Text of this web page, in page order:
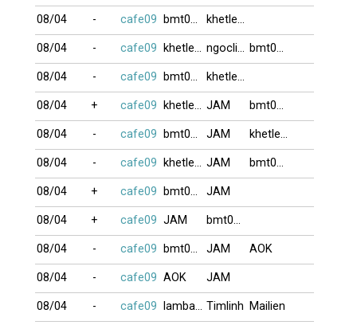
08/04 - cafe09 bmt0007 khetlet10
08/04 - cafe09 khetlet10 ngoclien53 bmt0007
08/04 - cafe09 bmt0007 khetlet10
08/04 + cafe09 khetlet10 JAM bmt0007
08/04 - cafe09 bmt0007 JAM khetlet10
08/04 - cafe09 khetlet10 JAM bmt0007
08/04 + cafe09 bmt0007 JAM
08/04 + cafe09 JAM bmt0007
08/04 - cafe09 bmt0007 JAM AOK
08/04 - cafe09 AOK JAM
08/04 - cafe09 lambada999 Timlinh Mailien